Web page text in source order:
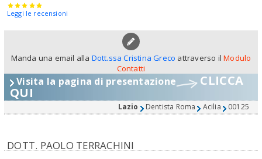
Leggi le recensioni
Manda una email alla Dott.ssa Cristina Greco attraverso ilModulo
Contatti
Visita la pagina di presentazione CLICCA
QUI
Lazio Dentista Roma Acilia 00125
DOTT. PAOLO TERRACHINI